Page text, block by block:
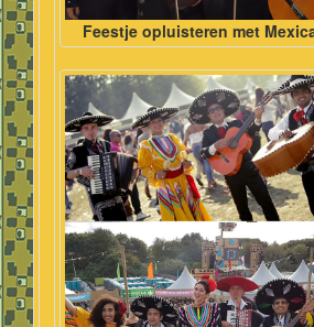
Feestje opluisteren met